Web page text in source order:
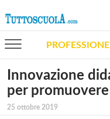
Innovazione
per
25 ottobre 2019